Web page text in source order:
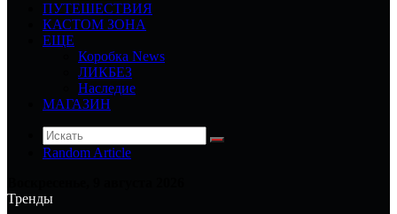
ПУТЕШЕСТВИЯ
КАСТОМ ЗОНА
ЕЩЕ
Коробка News
ЛИКБЕЗ
Наследие
МАГАЗИН
Random Article
Тренды